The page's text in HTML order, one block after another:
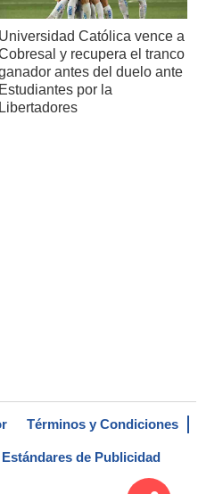
Universidad Católica vence a
y recupera el tranco
antes del duelo ante
Estudiantes por la
Libertadores
Términos y Condiciones
Estándares de Publicidad